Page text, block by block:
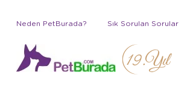
Neden PetBurada? Sık Sorulan Sorular